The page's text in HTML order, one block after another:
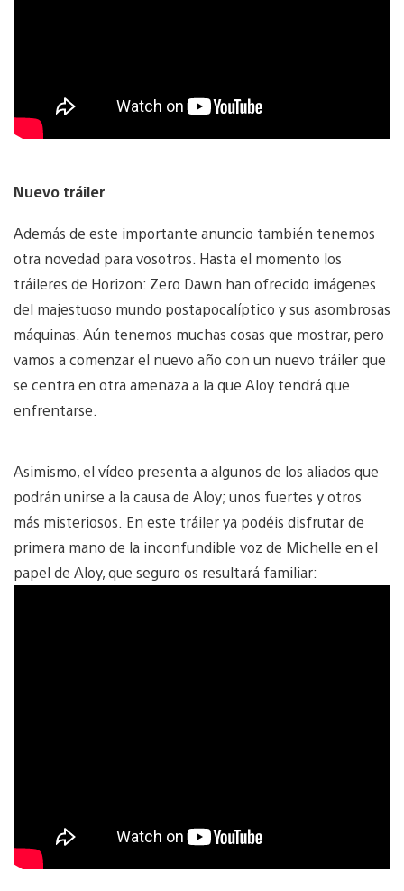
Nuevo tráiler
Además de este importante anuncio también tenemos
otra novedad para vosotros. Hasta el momento los
tráileres de Horizon: Zero Dawn han ofrecido imágenes
del majestuoso mundo postapocalíptico y sus asombrosas
máquinas. Aún tenemos muchas cosas que mostrar, pero
vamos a comenzar el nuevo año con un nuevo tráiler que
se centra en otra amenaza a la que Aloy tendrá que
enfrentarse.
Asimismo, el vídeo presenta a algunos de los aliados que
podrán unirse a la causa de Aloy; unos fuertes y otros
más misteriosos. En este tráiler ya podéis disfrutar de
primera mano de la inconfundible voz de Michelle en el
papel de Aloy, que seguro os resultará familiar: